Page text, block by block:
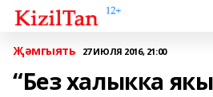
Җәмгыять 27 ИЮЛЯ 2016, 21:00
“Без халыкка